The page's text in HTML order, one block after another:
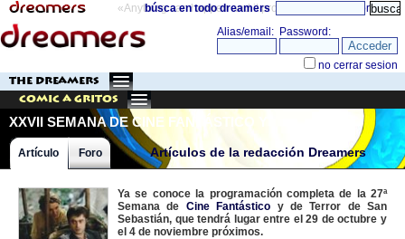
«Anything can happen and it probably will» directorio
búsca en todo dreamers
THE DREAMERS
Comic a Gritos
XXVII SEMANA DE CINE FANTÁSTICO Y
DE TERROR DE SAN SEBASTIÁN (II)Artículos de la redacción Dreamers
Artículo Foro
Ya se conoce la programación completa de la 27ª
Semana de Cine Fantástico y de Terror de San
Sebastián, que tendrá lugar entre el 29 de octubre y
el 4 de noviembre próximos.